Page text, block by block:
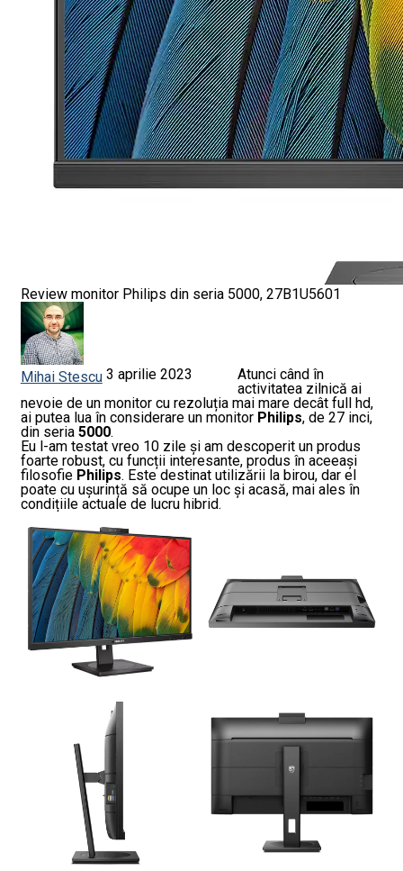
Review monitor Philips din seria 5000, 27B1U5601
Mihai Stescu 3 aprilie 2023
Atunci când în
activitatea zilnică ai
nevoie de un monitor cu rezoluția mai mare decât full hd,
ai putea lua în considerare un monitor Philips, de 27 inci,
din seria 5000.
Eu l-am testat vreo 10 zile și am descoperit un produs
foarte robust, cu funcții interesante, produs în aceeași
filosofie Philips. Este destinat utilizării la birou, dar el
poate cu ușurință să ocupe un loc și acasă, mai ales în
condițiile actuale de lucru hibrid.